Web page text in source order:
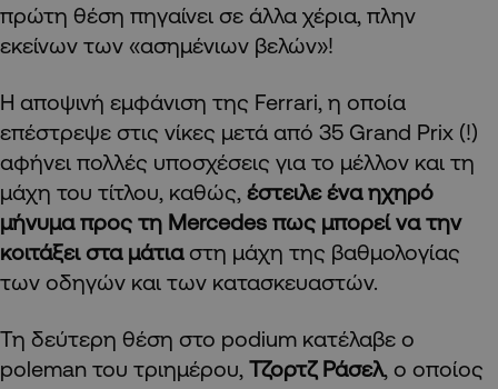
πρώτη θέση πηγαίνει σε άλλα χέρια, πλην
εκείνων των «ασημένιων βελών»!
Η αποψινή εμφάνιση της Ferrari, η οποία
επέστρεψε στις νίκες μετά από 35 Grand Prix (!)
αφήνει πολλές υποσχέσεις για το μέλλον και τη
μάχη του τίτλου, καθώς, έστειλε ένα ηχηρό
μήνυμα προς τη Mercedes πως μπορεί να την
κοιτάξει στα μάτιαστη μάχη της βαθμολογίας
των οδηγών και των κατασκευαστών.
Τη δεύτερη θέση στο podium κατέλαβε ο
poleman του τριημέρου, Τζορτζ Ράσελ, ο οποίος